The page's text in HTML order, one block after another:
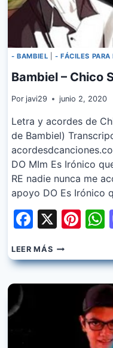
- BAMBIEL - FÁCILES PARA
Bambiel – Chico
Por javi29 junio 2, 2020
Letra y acordes de
de Bambiel)
DO MIm Es
RE nadie nunca me
apoyo DO Es Irónico
X
LEER MÁSBAMBIEL
–
CHICO